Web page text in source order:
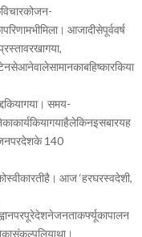
आजादीसेपूर्ववर्ष
समय-
140
आज ‘हरघरस्वदेशी,